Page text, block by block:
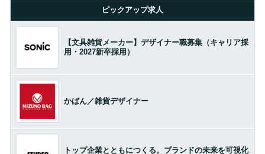
ピックアップ求人
【文具雑貨メーカー】デザイナー職募集（キャリア採
用・2027新卒採用）
かばん／雑貨デザイナー
トップ企業とともにつくる。ブランドの未来を可視化